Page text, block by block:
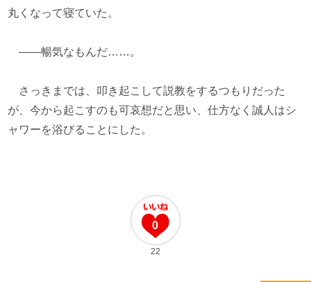
丸くなって寝ていた。
――暢気なもんだ……。
さっきまでは、叩き起こして説教をするつもりだった
が、今から起こすのも可哀想だと思い、仕方なく誠人はシ
ャワーを浴びることにした。
0
22